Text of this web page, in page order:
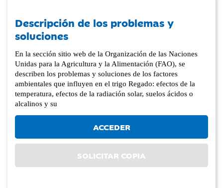
Descripción de los problemas y
soluciones
En la sección sitio web de la Organización de las Naciones
Unidas para la Agricultura y la Alimentación (FAO), se
describen los problemas y soluciones de los factores
ambientales que influyen en el trigo Regado: efectos de la
temperatura, efectos de la radiación solar, suelos ácidos o
alcalinos y su
ACCEDER
SOLICITAR COPIA